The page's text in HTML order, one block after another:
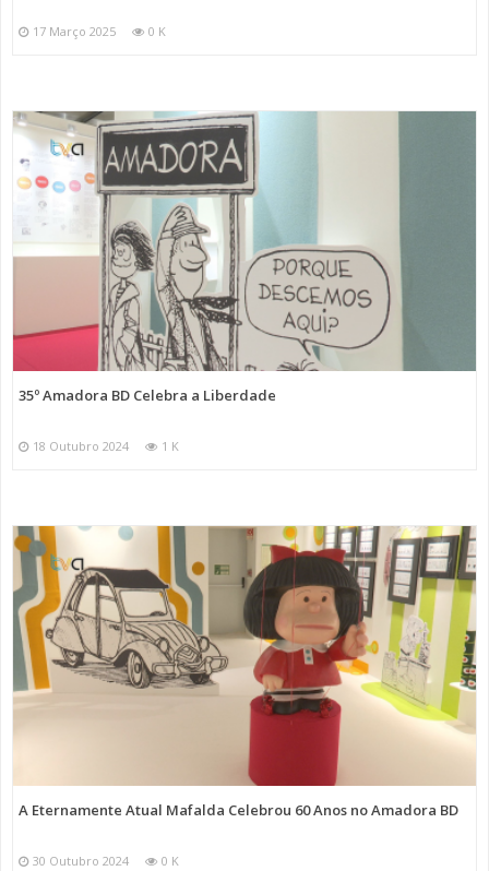
17 Março 2025 0 K
35º Amadora BD Celebra a Liberdade
18 Outubro 2024 1 K
A Eternamente Atual Mafalda Celebrou 60 Anos no Amadora BD
30 Outubro 2024 0 K